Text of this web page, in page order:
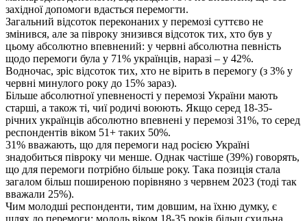
західної допомоги вдасться перемогти.
Загальний відсоток переконаних у перемозі суттєво не
змінився, але за півроку знизився відсоток тих, хто був у
цьому абсолютно впевнений: у червні абсолютна певність
щодо перемоги була у 71% українців, наразі – у 42%.
Водночас, зріс відсоток тих, хто не вірить в перемогу (з 3% у
червні минулого року до 15% зараз).
Більше абсолютної упевненості у перемозі України мають
старші, а також ті, чиї родичі воюють. Якщо серед 18-35-
річних українців абсолютно впевнені у перемозі 31%, то серед
респондентів віком 51+ таких 50%.
31% вважають, що для перемоги над росією Україні
знадобиться півроку чи менше. Однак частіше (39%) говорять,
що для перемоги потрібно більше року. Така позиція стала
загалом більш поширеною порівняно з червнем 2023 (тоді так
вважали 25%).
Чим молодші респонденти, тим довшим, на їхню думку, є